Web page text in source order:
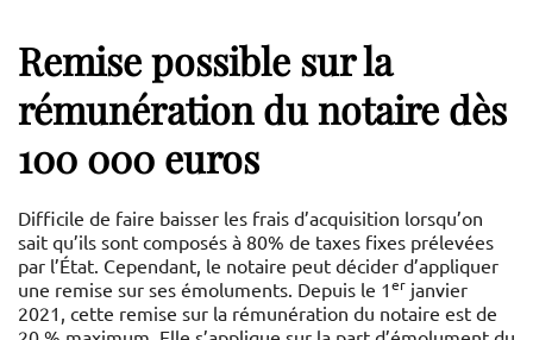
Remise possible sur la
rémunération du notaire dès
100 000 euros
Difficile de faire baisser les frais d’acquisition lorsqu’on
sait qu’ils sont composés à 80% de taxes fixes prélevées
par l’État. Cependant, le notaire peut décider d’appliquer
une remise sur ses émoluments. Depuis le 1er janvier
2021, cette remise sur la rémunération du notaire est de